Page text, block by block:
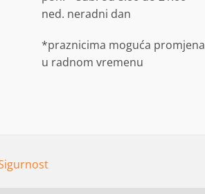
ned. neradni dan
*praznicima moguća promjena
u radnom vremenu